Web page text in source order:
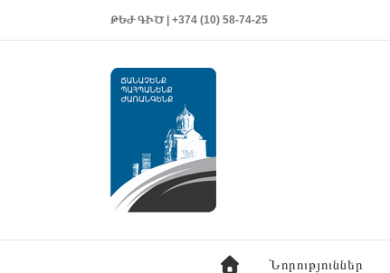
ԹԵԺ ԳԻԾ | +374 (10) 58-74-25
Նորություններ